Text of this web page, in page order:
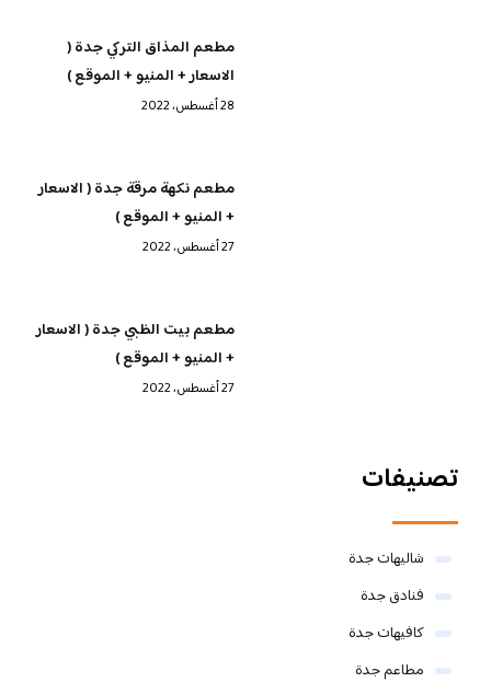
مطعم المذاق التركي جدة (
الاسعار + المنيو + الموقع )
28 أغسطس، 2022
مطعم نكهة مرقة جدة ( الاسعار
+ المنيو + الموقع )
27 أغسطس، 2022
مطعم بيت الظبي جدة ( الاسعار
+ المنيو + الموقع )
27 أغسطس، 2022
تصنيفات
شاليهات جدة
فنادق جدة
كافيهات جدة
مطاعم جدة